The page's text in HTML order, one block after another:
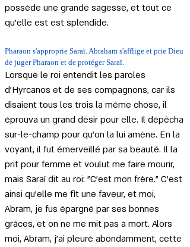
possède une grande sagesse, et tout ce
qu'elle est est splendide.
Pharaon s'approprie Saraï. Abraham s'afflige et prie Dieu
de juger Pharaon et de protéger Saraï.
Lorsque le roi entendit les paroles
d'Hyrcanos et de ses compagnons, car ils
disaient tous les trois la même chose, il
éprouva un grand désir pour elle. Il dépêcha
sur-le-champ pour qu'on la lui amène. En la
voyant, il fut émerveillé par sa beauté. Il la
prit pour femme et voulut me faire mourir,
mais Saraï dit au roi: "C'est mon frère." C'est
ainsi qu'elle me fit une faveur, et moi,
Abram, je fus épargné par ses bonnes
grâces, et on ne me mit pas à mort. Alors
moi, Abram, j'ai pleuré abondamment, cette